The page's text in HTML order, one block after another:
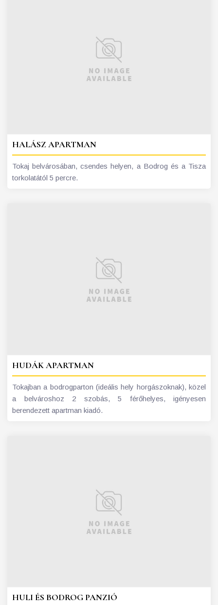
HALÁSZ APARTMAN
Tokaj belvárosában, csendes helyen, a Bodrog és a Tisza
torkolatától 5 percre.
HUDÁK APARTMAN
Tokajban a bodrogparton (ideális hely horgászoknak), közel
a belvároshoz 2 szobás, 5 férőhelyes, igényesen
berendezett apartman kiadó.
HULI ÉS BODROG PANZIÓ